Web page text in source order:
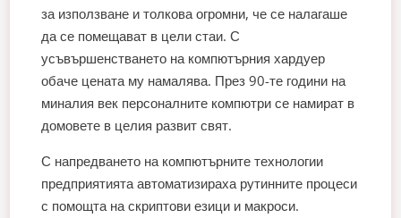
за използване и толкова огромни, че се налагаше
да се помещават в цели стаи. С
усъвършенстването на компютърния хардуер
обаче цената му намалява. През 90-те години на
миналия век персоналните компютри се намират в
домовете в целия развит свят.
С напредването на компютърните технологии
предприятията автоматизираха рутинните процеси
с помощта на скриптови езици и макроси.